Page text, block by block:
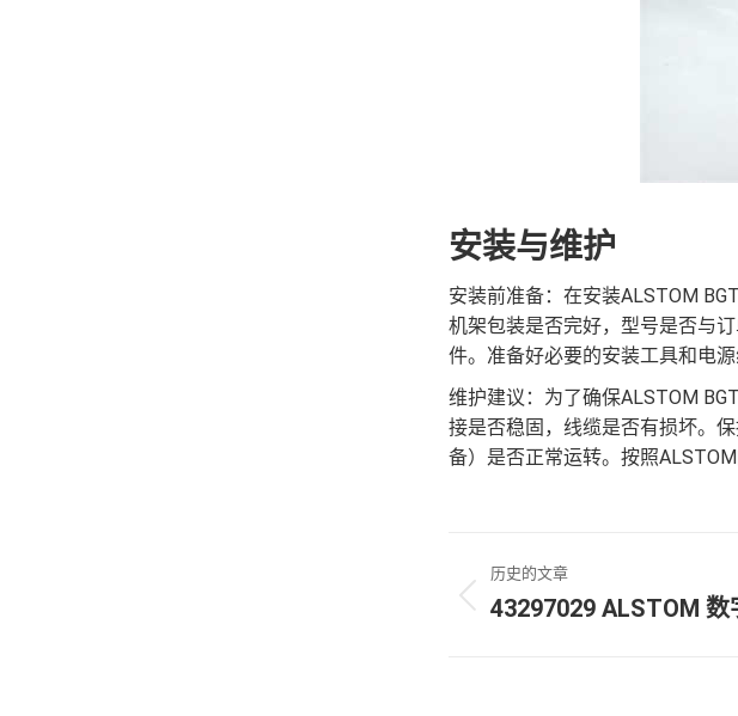
安装与维护
安装前准备：在安装ALSTOM
机架包装是否完好，型号是否与
件。准备好必要的安装工具和电
维护建议：为了确保ALSTOM
接是否稳固，线缆是否有损坏。
备）是否正常运转。按照
章
历史的文章
历
43297029 ALSTOM